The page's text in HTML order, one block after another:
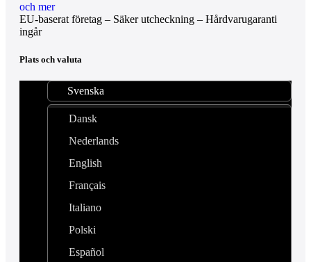
och mer
EU-baserat företag – Säker utcheckning – Hårdvarugaranti
ingår
Plats och valuta
Svenska
Dansk
Nederlands
English
Français
Italiano
Polski
Español